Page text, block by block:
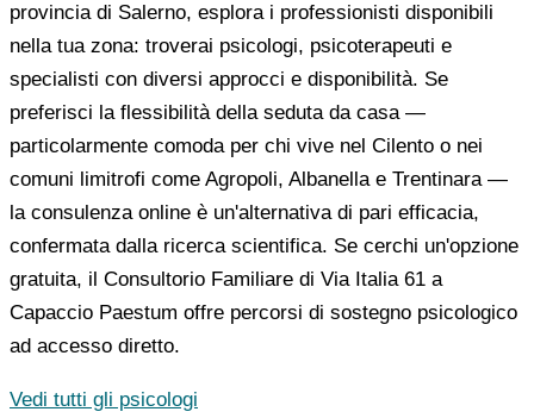
provincia di Salerno, esplora i professionisti disponibili
nella tua zona: troverai psicologi, psicoterapeuti e
specialisti con diversi approcci e disponibilità. Se
preferisci la flessibilità della seduta da casa —
particolarmente comoda per chi vive nel Cilento o nei
comuni limitrofi come Agropoli, Albanella e Trentinara —
la consulenza online è un'alternativa di pari efficacia,
confermata dalla ricerca scientifica. Se cerchi un'opzione
gratuita, il Consultorio Familiare di Via Italia 61 a
Capaccio Paestum offre percorsi di sostegno psicologico
ad accesso diretto.
Vedi tutti gli psicologi